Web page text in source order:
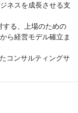
ネスを成長させる支
する、上場のための
ら経営モデル確立ま
コンサルティングサ